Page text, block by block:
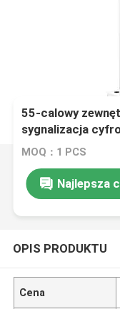
55-calowy
sygnalizacja
jasność 2500nits
MOQ：1 PCS
Najlepsza
OPIS PRODUKTU
Cena